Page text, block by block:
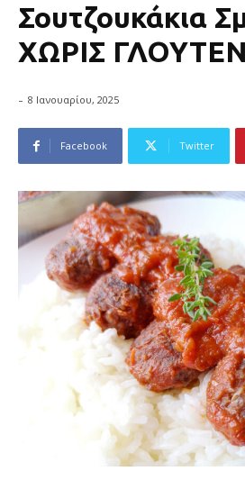
Σουτζουκάκια
ΧΩΡΙΣ
- 8 Ιανουαρίου, 2025
Facebook Twitter